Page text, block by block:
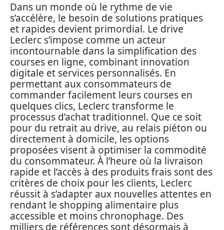
Dans un monde où le rythme de vie
s’accélère, le besoin de solutions pratiques
et rapides devient primordial. Le drive
Leclerc s’impose comme un acteur
incontournable dans la simplification des
courses en ligne, combinant innovation
digitale et services personnalisés. En
permettant aux consommateurs de
commander facilement leurs courses en
quelques clics, Leclerc transforme le
processus d’achat traditionnel. Que ce soit
pour du retrait au drive, au relais piéton ou
directement à domicile, les options
proposées visent à optimiser la commodité
du consommateur. À l’heure où la livraison
rapide et l’accès à des produits frais sont des
critères de choix pour les clients, Leclerc
réussit à s’adapter aux nouvelles attentes en
rendant le shopping alimentaire plus
accessible et moins chronophage. Des
milliers de références sont désormais à